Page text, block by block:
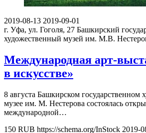
2019-08-13 2019-09-01
г. Уфа, ул. Гоголя, 27 Башкирский
художественный музей им. М.В.
Международная арт-
в искусстве»
8 августа Башкирском государственном
музее им. М. Нестерова состоялась
международной…
150 RUB https://schema.org/InStock 2019-